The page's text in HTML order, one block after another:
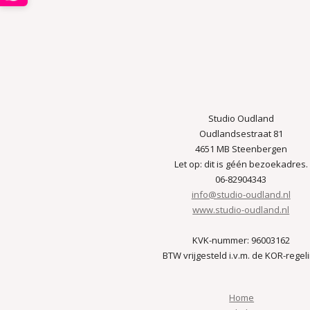
Studio Oudland
Oudlandsestraat 81
4651 MB Steenbergen
Let op: dit is géén bezoekadres.
06-82904343
info@studio-oudland.nl
www.studio-oudland.nl
KVK-nummer: 96003162
BTW vrijgesteld i.v.m. de KOR-
Home